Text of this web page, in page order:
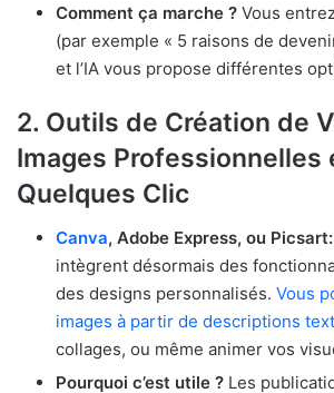
Comment ça marche ? Vous
(par exemple « 5 raisons de
et l’IA vous propose différentes
2. Outils de Création de
Images Professionnelles
Quelques Clic
Canva, Adobe Express, ou Picsart:
intègrent désormais des
des designs personnalisés. Vous
images à partir de descriptions
collages, ou même animer vos
Pourquoi c’est utile ? Les